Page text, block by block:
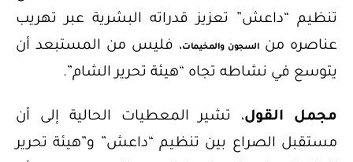
تنظيم “داعش” تعزيز قدراته البشرية عبر تهريب
عناصره منالسجون والمخيمات، فليس من المستبعد أن
يتوسع في نشاطه تجاه “هيئة تحرير الشام”.
مجمل القول، تشير المعطيات الحالية إلى أن
مستقبل الصراع بين تنظيم “داعش” و”هيئة تحرير